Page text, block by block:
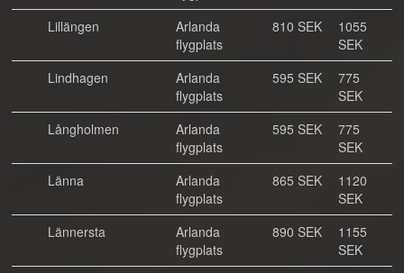
Lillängen
Arlanda
flygplats
810 SEK
1055
SEK
Lindhagen
Arlanda
flygplats
595 SEK
775
SEK
Långholmen
Arlanda
flygplats
595 SEK
775
SEK
Länna
Arlanda
flygplats
865 SEK
1120
SEK
Lännersta
Arlanda
flygplats
890 SEK
1155
SEK